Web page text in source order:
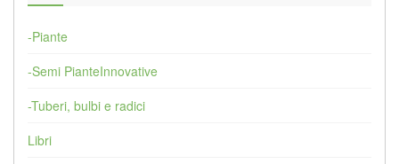
-Piante
-Semi PianteInnovative
-Tuberi, bulbi e radici
Libri